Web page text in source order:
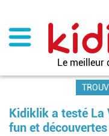
contenu
principal
Le meilleur
Kidiklik a testé La
fun et